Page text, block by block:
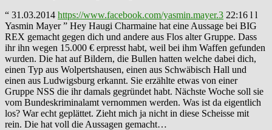
“ 31.03.2014 https://www.facebook.com/yasmin.mayer.3 22:16 l l
Yasmin Mayer ” Hey Haugi Charmaine hat eine Aussage bei BIG
REX gemacht gegen dich und andere aus Flos alter Gruppe. Dass
ihr ihn wegen 15.000 € erpresst habt, weil bei ihm Waffen gefunden
wurden. Die hat auf Bildern, die Bullen hatten welche dabei dich,
einen Typ aus Wolpertshausen, einen aus Schwäbisch Hall und
einen aus Ludwigsburg erkannt. Sie erzählte etwas von einer
Gruppe NSS die ihr damals gegründet habt. Nächste Woche soll sie
vom Bundeskriminalamt vernommen werden. Was ist da eigentlich
los? War echt geplättet. Zieht mich ja nicht in diese Scheisse mit
rein. Die hat voll die Aussagen gemacht…